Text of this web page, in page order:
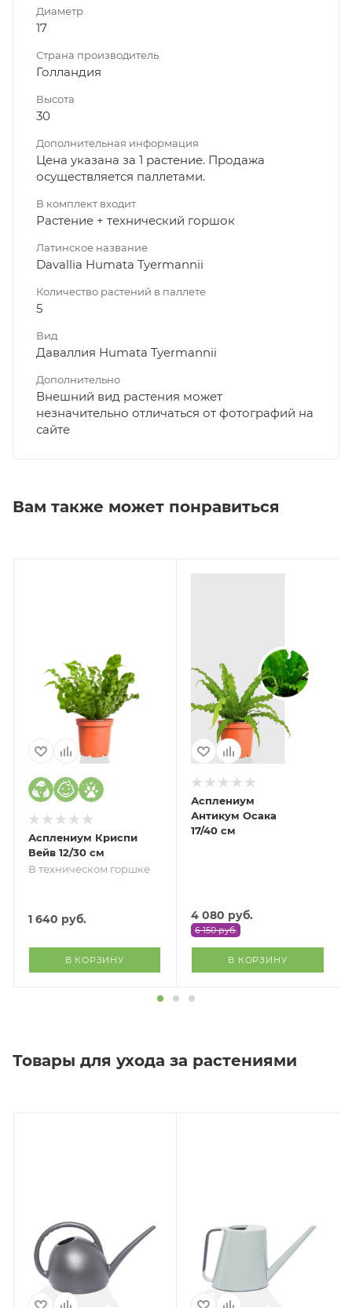
Диаметр
17
Страна производитель
Голландия
Высота
30
Дополнительная информация
Цена указана за 1 растение. Продажа
осуществляется паллетами.
В комплект входит
Растение + технический горшок
Латинское название
Davallia Humata Tyermannii
Количество растений в паллете
5
Вид
Даваллия Humata Tyermannii
Дополнительно
Внешний вид растения может
незначительно отличаться от фотографий на
сайте
Вам также может понравиться
Асплениум Криспи
Вейв 12/30 см
В техническом горшке
1 640 руб.
В КОРЗИНУ
Асплениум
Антикум Осака
17/40 см
4 080 руб.
6 150руб.
В КОРЗИНУ
Товары для ухода за растениями